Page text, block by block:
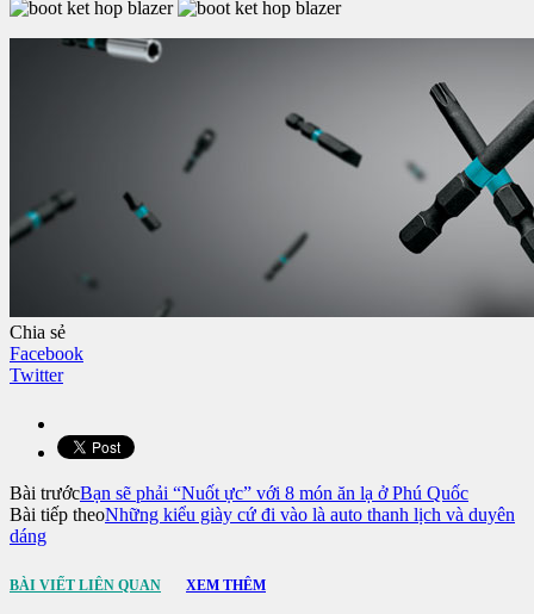
Chia sẻ
Facebook
Twitter
Bài trướcBạn sẽ phải “Nuốt ực” với 8 món ăn lạ ở Phú Quốc
Bài tiếp theoNhững kiểu giày cứ đi vào là auto thanh lịch và duyên
dáng
BÀI VIẾT LIÊN QUAN XEM THÊM